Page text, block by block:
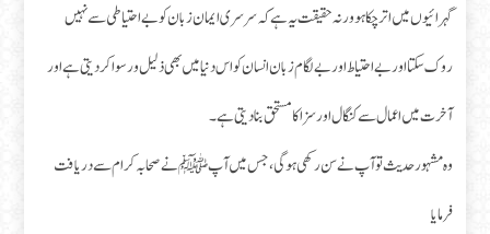
گہرائیوں میں اتر چکا ہو ورنہ حقیقت یہ ہے کہ سرسری ایمان زبان کو بے احتیاطی سے نہیں
روک سکتا اور بے احتیاط اور بے لگام زبان انسان کو اس دنیا میں بھی ذلیل و رسوا کر دیتی ہے اور
آخرت میں اعمال سے کنگال اور سزا کا مستحق بنا دیتی ہے۔
وہ مشہور حدیث تو آپ نے سن رکھی ہوگی، جس میں آپ ﷺنے صحابہ کرام سے دریافت
فرمایا